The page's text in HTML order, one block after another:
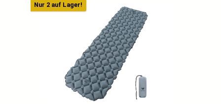
Nur 2 auf Lager!